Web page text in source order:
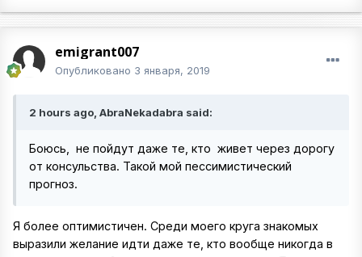
emigrant007
Опубликовано 3 января, 2019
2 hours ago, AbraNekadabra said:
Боюсь, не пойдут даже те, кто живет через дорогу
от консульства. Такой мой пессимистический
прогноз.
Я более оптимистичен. Среди моего круга знакомых
выразили желание идти даже те, кто вообще никогда в